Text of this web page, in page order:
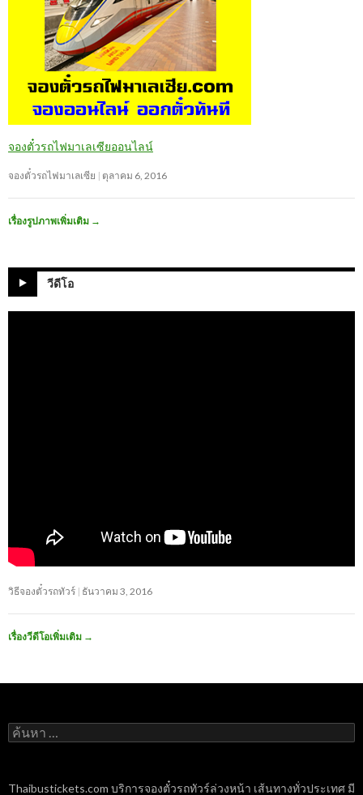
จองตั๋วรถไฟมาเลเซียออนไลน์
จองตั๋วรถไฟมาเลเซีย ตุลาคม 6, 2016
เรื่องรูปภาพเพิ่มเติม →
วีดีโอ
วิธีจองตั๋วรถทัวร์ ธันวาคม 3, 2016
เรื่องวีดีโอเพิ่มเติม →
ค้นหา
สำหรับ:
Thaibustickets.com บริการจองตั๋วรถทัวร์ล่วงหน้า เส้นทางทั่วประเทศ มี